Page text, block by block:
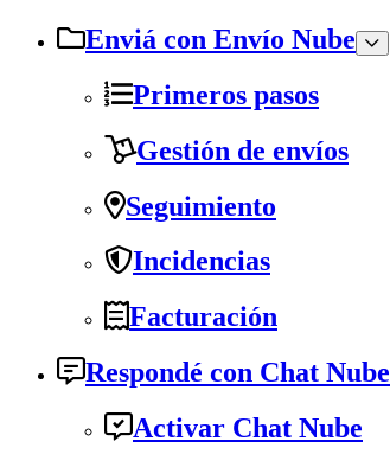
Enviá con Envío Nube
Primeros pasos
Gestión de envíos
Seguimiento
Incidencias
Facturación
Respondé con Chat Nube
Activar Chat Nube